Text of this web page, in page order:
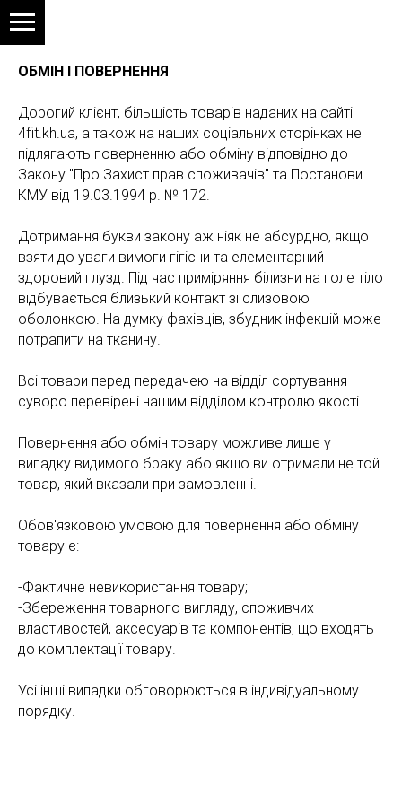
ОБМІН І ПОВЕРНЕННЯ
Дорогий клієнт, більшість товарів наданих на сайті
4fit.kh.ua, а також на наших соціальних сторінках не
підлягають поверненню або обміну відповідно до
Закону "Про Захист прав споживачів" та Постанови
КМУ від 19.03.1994 р. № 172.
Дотримання букви закону аж ніяк не абсурдно, якщо
взяти до уваги вимоги гігієни та елементарний
здоровий глузд. Під час приміряння білизни на голе тіло
відбувається близький контакт зі слизовою
оболонкою. На думку фахівців, збудник інфекцій може
потрапити на тканину.
Всі товари перед передачею на відділ сортування
суворо перевірені нашим відділом контролю якості.
Повернення або обмін товару можливе лише у
випадку видимого браку або якщо ви отримали не той
товар, який вказали при замовленні.
Обов'язковою умовою для повернення або обміну
товару є:
-Фактичне невикористання товару;
-Збереження товарного вигляду, споживчих
властивостей, аксесуарів та компонентів, що входять
до комплектації товару.
Усі інші випадки обговорюються в індивідуальному
порядку.